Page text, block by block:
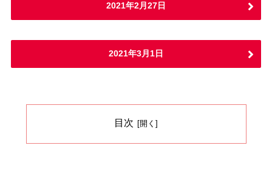
2021年2月27日
2021年3月1日
目次